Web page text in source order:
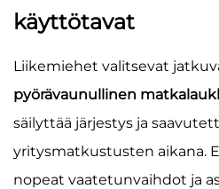
käyttötavat
Liikemiehet valitsevat
pyörävaunullinen
säilyttää järjestys ja
yritysmatkustusten aikana.
nopeat vaatetunvaihdot ja